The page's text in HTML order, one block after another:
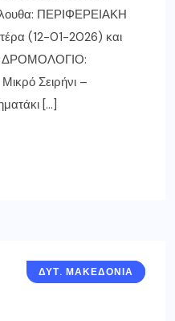
ΠΕΡΙΦΕΡΕΙΑΚΗ
(12-01-2026) και
ΔΡΟΜΟΛΟΓΙΟ:
Σειρήνι –
[…]
ΓΡΕΒΕΝΑ
ΔΥΤ. ΜΑΚΕΔΟΝΙΑ